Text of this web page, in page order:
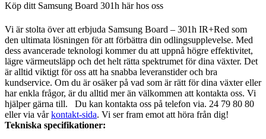
Köp ditt Samsung Board 301h här hos oss
Vi är stolta över att erbjuda Samsung Board – 301h IR+Red som
den ultimata lösningen för att förbättra din odlingsupplevelse. Med
dess avancerade teknologi kommer du att uppnå högre effektivitet,
lägre värmeutsläpp och det helt rätta spektrumet för dina växter. Det
är alltid viktigt för oss att ha snabba leveranstider och bra
kundservice. Om du är osäker på vad som är rätt för dina växter eller
har enkla frågor, är du alltid mer än välkommen att kontakta oss. Vi
hjälper gärna till.
Du kan kontakta oss på telefon via. 24 79 80 80
eller via vårkontakt-sida. Vi ser fram emot att höra från dig!
Tekniska specifikationer: